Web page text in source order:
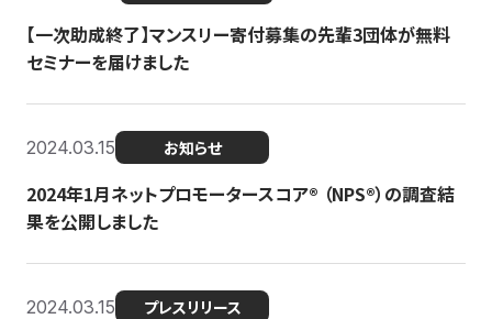
【一次助成終了】マンスリー寄付募集の先輩3団体が無料
セミナーを届けました
2024.03.15 お知らせ
2024年1月ネットプロモータースコア®︎ （NPS®︎）の調査結
果を公開しました
2024.03.15 プレスリリース